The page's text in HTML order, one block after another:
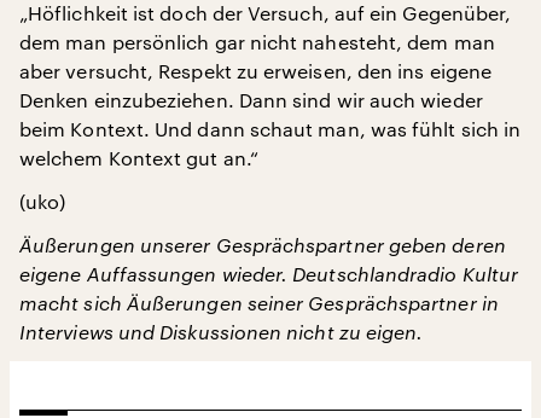
„Höflichkeit ist doch der Versuch, auf ein Gegenüber,
dem man persönlich gar nicht nahesteht, dem man
aber versucht, Respekt zu erweisen, den ins eigene
Denken einzubeziehen. Dann sind wir auch wieder
beim Kontext. Und dann schaut man, was fühlt sich in
welchem Kontext gut an.“
(uko)
Äußerungen unserer Gesprächspartner geben deren
eigene Auffassungen wieder. Deutschlandradio Kultur
macht sich Äußerungen seiner Gesprächspartner in
Interviews und Diskussionen nicht zu eigen.